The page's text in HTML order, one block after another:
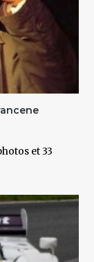
et 33